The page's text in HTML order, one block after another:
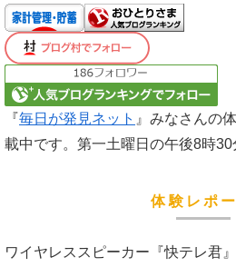
『毎日が発見ネット 』みなさんの
載中です。第一土曜日の午後8時30
体験レポー
ワイヤレススピーカー『快テレ君